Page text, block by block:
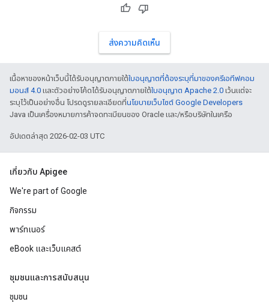
ส่งความคิดเห็น
เนื้อหาของหน้าเว็บนี้ได้รับอนุญาตภายใต้ใบอนุญาตที่ต้องระบุที่มาของครีเอทีฟคอม
มอนส์ 4.0 และตัวอย่างโค้ดได้รับอนุญาตภายใต้ใบอนุญาต Apache 2.0 เว้นแต่จะ
ระบุไว้เป็นอย่างอื่น โปรดดูรายละเอียดที่นโยบายเว็บไซต์ Google Developers
Java เป็นเครื่องหมายการค้าจดทะเบียนของ Oracle และ/หรือบริษัทในเครือ
อัปเดตล่าสุด 2026-02-03 UTC
เกี่ยวกับ Apigee
We're part of Google
กิจกรรม
พาร์ทเนอร์
eBook และเว็บแคสต์
ชุมชนและการสนับสนุน
ชุมชน